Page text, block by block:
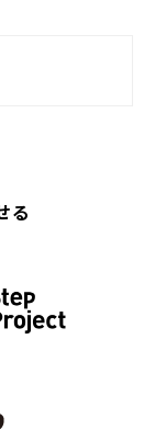
る